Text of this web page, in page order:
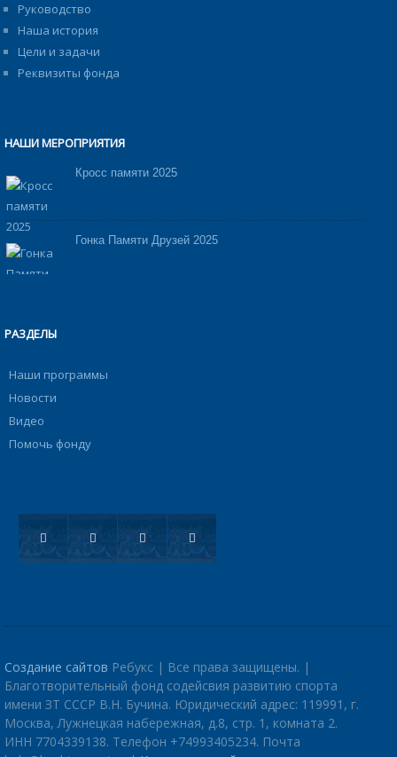
Руководство
Наша история
Цели и задачи
Реквизиты фонда
НАШИ МЕРОПРИЯТИЯ
Кросс памяти 2025
Гонка Памяти Друзей 2025
РАЗДЕЛЫ
Наши программы
Новости
Видео
Помочь фонду
Создание сайтов Ребукс | Все права защищены. |
Благотворительный фонд содейсвия развитию спорта
имени ЗТ СССР В.Н. Бучина. Юридический адрес: 119991, г.
Москва, Лужнецкая набережная, д.8, стр. 1, комната 2.
ИНН 7704339138. Телефон +74993405234. Почта